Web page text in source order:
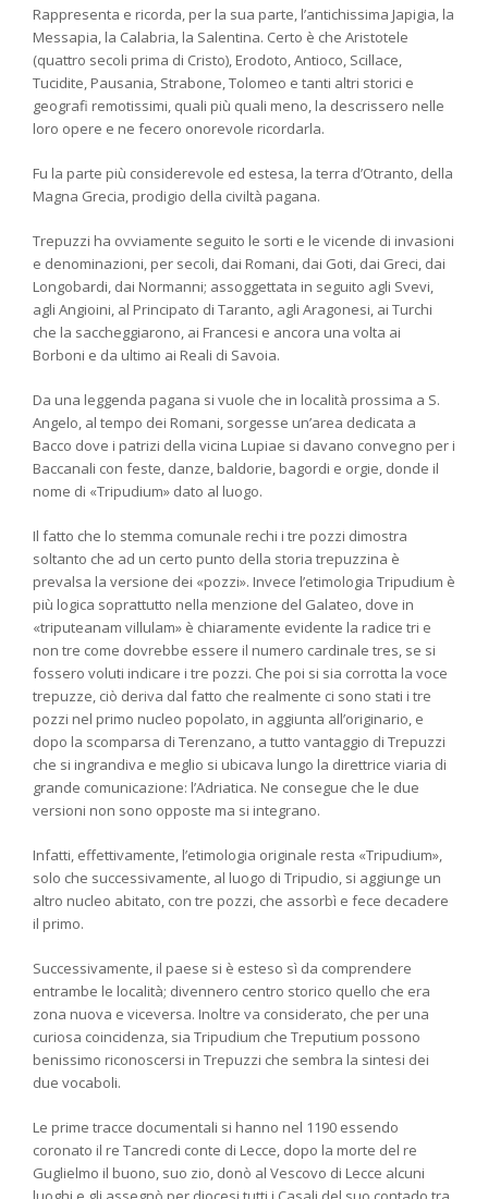
Rappresenta e ricorda, per la sua parte, l’antichissima Japigia, la
Messapia, la Calabria, la Salentina. Certo è che Aristotele
(quattro secoli prima di Cristo), Erodoto, Antioco, Scillace,
Tucidite, Pausania, Strabone, Tolomeo e tanti altri storici e
geografi remotissimi, quali più quali meno, la descrissero nelle
loro opere e ne fecero onorevole ricordarla.
Fu la parte più considerevole ed estesa, la terra d’Otranto, della
Magna Grecia, prodigio della civiltà pagana.
Trepuzzi ha ovviamente seguito le sorti e le vicende di invasioni
e denominazioni, per secoli, dai Romani, dai Goti, dai Greci, dai
Longobardi, dai Normanni; assoggettata in seguito agli Svevi,
agli Angioini, al Principato di Taranto, agli Aragonesi, ai Turchi
che la saccheggiarono, ai Francesi e ancora una volta ai
Borboni e da ultimo ai Reali di Savoia.
Da una leggenda pagana si vuole che in località prossima a S.
Angelo, al tempo dei Romani, sorgesse un’area dedicata a
Bacco dove i patrizi della vicina Lupiae si davano convegno per i
Baccanali con feste, danze, baldorie, bagordi e orgie, donde il
nome di «Tripudium» dato al luogo.
Il fatto che lo stemma comunale rechi i tre pozzi dimostra
soltanto che ad un certo punto della storia trepuzzina è
prevalsa la versione dei «pozzi». Invece l’etimologia Tripudium è
più logica soprattutto nella menzione del Galateo, dove in
«triputeanam villulam» è chiaramente evidente la radice tri e
non tre come dovrebbe essere il numero cardinale tres, se si
fossero voluti indicare i tre pozzi. Che poi si sia corrotta la voce
trepuzze, ciò deriva dal fatto che realmente ci sono stati i tre
pozzi nel primo nucleo popolato, in aggiunta all’originario, e
dopo la scomparsa di Terenzano, a tutto vantaggio di Trepuzzi
che si ingrandiva e meglio si ubicava lungo la direttrice viaria di
grande comunicazione: l’Adriatica. Ne consegue che le due
versioni non sono opposte ma si integrano.
Infatti, effettivamente, l’etimologia originale resta «Tripudium»,
solo che successivamente, al luogo di Tripudio, si aggiunge un
altro nucleo abitato, con tre pozzi, che assorbì e fece decadere
il primo.
Successivamente, il paese si è esteso sì da comprendere
entrambe le località; divennero centro storico quello che era
zona nuova e viceversa. Inoltre va considerato, che per una
curiosa coincidenza, sia Tripudium che Treputium possono
benissimo riconoscersi in Trepuzzi che sembra la sintesi dei
due vocaboli.
Le prime tracce documentali si hanno nel 1190 essendo
coronato il re Tancredi conte di Lecce, dopo la morte del re
Guglielmo il buono, suo zio, donò al Vescovo di Lecce alcuni